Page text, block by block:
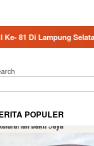
Menjaga
POPULER